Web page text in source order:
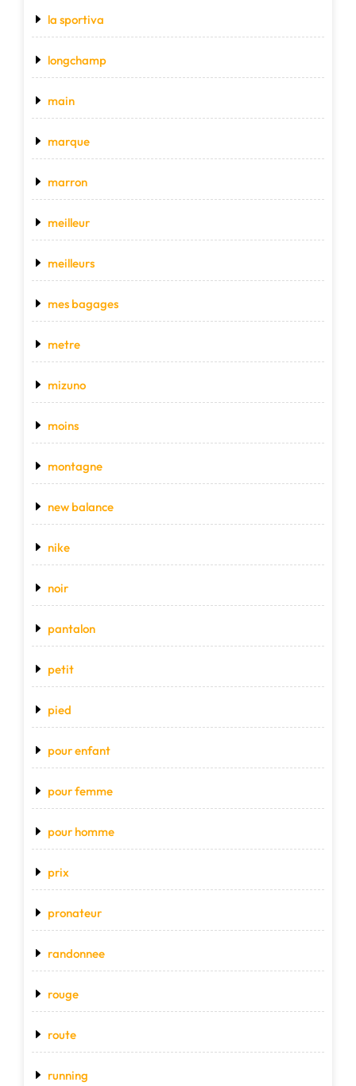
la sportiva
longchamp
main
marque
marron
meilleur
meilleurs
mes bagages
metre
mizuno
moins
montagne
new balance
nike
noir
pantalon
petit
pied
pour enfant
pour femme
pour homme
prix
pronateur
randonnee
rouge
route
running